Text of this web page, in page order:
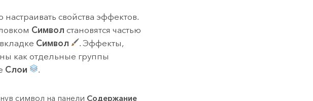
свойства эффектов.
Символ становятся частью
Символ
. Эффекты,
как отдельные группы
Слои .
символ на панели Содержание